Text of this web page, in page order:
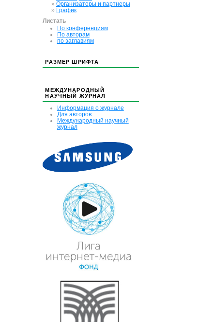
» Организаторы и партнеры
» График
Листать
По конференциям
По авторам
по заглавиям
РАЗМЕР ШРИФТА
МЕЖДУНАРОДНЫЙ
НАУЧНЫЙ ЖУРНАЛ
Информация о журнале
Для авторов
Международный научный
журнал